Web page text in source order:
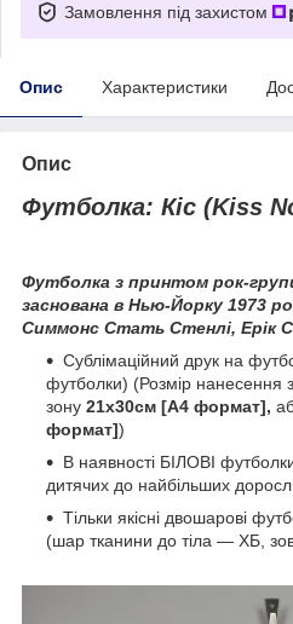
Замовлення під захистом
Опис Характеристики
Опис
Футболка: Кіс (Kiss
Футболка з принтом рок-
заснована в Нью-Йорку 1973
Симмонс Стать Стенлі, Ерік
Сублімаційний друк на
футболки) (Розмір нанесення
зону 21х30см [А4 формат],
формат])
В наявності БІЛОВІ
дитячих до найбільших
Тільки якісні двошарові
(шар тканини до тіла — ХБ,